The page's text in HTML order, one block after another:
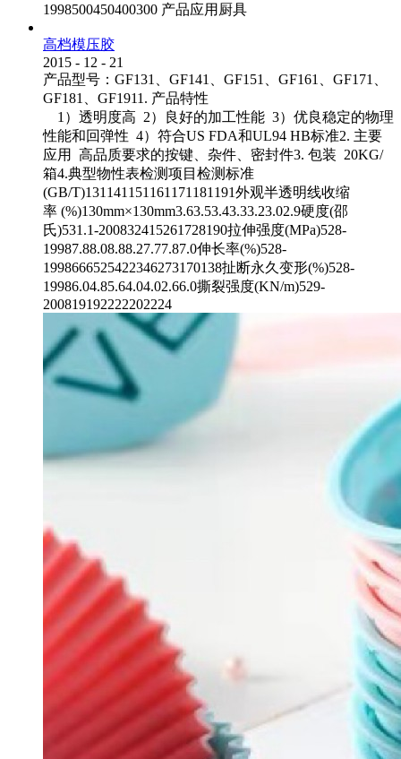
1998500450400300 产品应用厨具
高档模压胶
2015 - 12 - 21
产品型号：GF131、GF141、GF151、GF161、GF171、
GF181、GF1911. 产品特性
1）透明度高 2）良好的加工性能 3）优良稳定的物理
性能和回弹性 4）符合US FDA和UL94 HB标准2. 主要
应用 高品质要求的按键、杂件、密封件3. 包装 20KG/
箱4.典型物性表检测项目检测标准
(GB/T)131141151161171181191外观半透明线收缩
率 (%)130mm×130mm3.63.53.43.33.23.02.9硬度(邵
氏)531.1-200832415261728190拉伸强度(MPa)528-
19987.88.08.88.27.77.87.0伸长率(%)528-
1998666525422346273170138扯断永久变形(%)528-
19986.04.85.64.04.02.66.0撕裂强度(KN/m)529-
200819192222202224